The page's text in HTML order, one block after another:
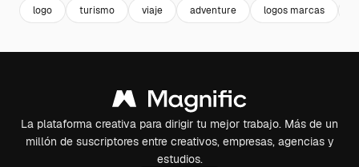
logo turismo viaje adventure logos marcas
La plataforma creativa para dirigir tu mejor trabajo. Más de un
millón de suscriptores entre creativos, empresas, agencias y
estudios.